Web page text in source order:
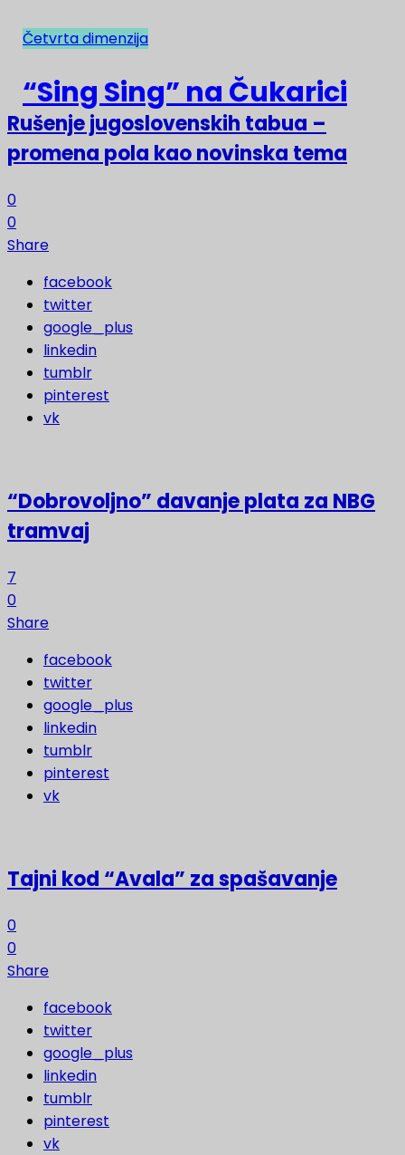
NAJNOVIJE
Rušenje jugoslovenskih tabua –
promena pola kao novinska tema
0
0
Share
facebook
twitter
google_plus
linkedin
tumblr
pinterest
vk
“Dobrovoljno” davanje plata za NBG
tramvaj
7
0
Share
facebook
twitter
google_plus
linkedin
tumblr
pinterest
vk
Tajni kod “Avala” za spašavanje
0
0
Share
facebook
twitter
google_plus
linkedin
tumblr
pinterest
vk
Četvrta dimenzija
“Sing Sing” na Čukarici